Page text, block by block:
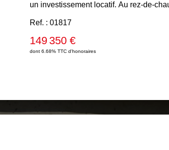
un investissement locatif. Au rez-de-chaussée, vous
découvrirez une entrée avec placard, un
ainsi qu'une chaleureuse pièce de vie
ouverte sur un coin cuisine aménagée
rangement supplémentaire. À l'extérieur, vous profiterez
d'une terrasse conviviale, d'un jardin
Ref. : 01817
149 350 €
dont 6.68% TTC d'honoraires